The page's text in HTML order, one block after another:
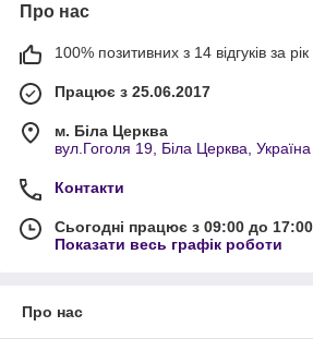
Про нас
100% позитивних з 14 відгуків за рік
Працює з 25.06.2017
м. Біла Церква
вул.Гоголя 19, Біла Церква, Україна
Контакти
Сьогодні працює з 09:00 до 17:00
Показати весь графік роботи
Про нас